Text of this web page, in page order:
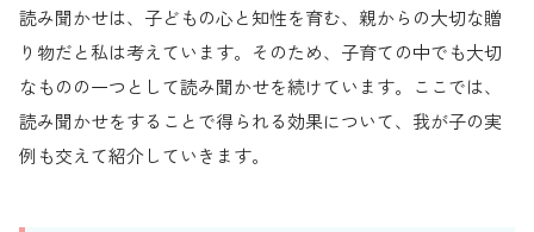
読み聞かせは、子どもの心と知性を育む、親からの大切な贈
り物だと私は考えています。そのため、子育ての中でも大切
なものの一つとして読み聞かせを続けています。ここでは、
読み聞かせをすることで得られる効果について、我が子の実
例も交えて紹介していきます。